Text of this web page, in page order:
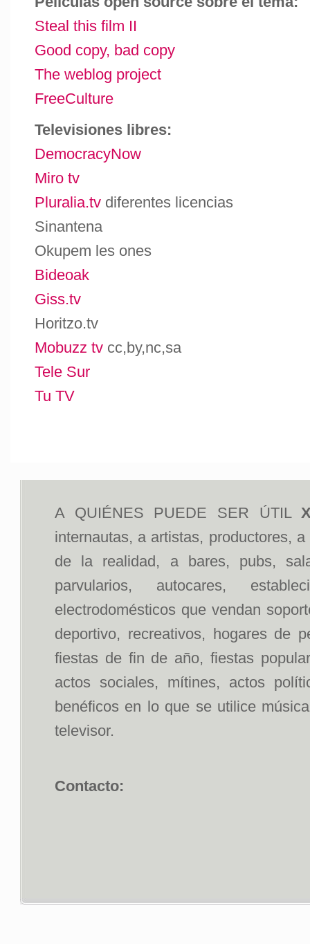
Steal this film II
Good copy, bad copy
The weblog project
FreeCulture
Televisiones libres:
DemocracyNow
Miro tv
Pluralia.tv diferentes licencias
Sinantena
Okupem les ones
Bideoak
Giss.tv
Horitzo.tv
Mobuzz tv cc,by,nc,sa
Tele Sur
Tu TV
A QUIÉNES PUEDE SER ÚTIL
internautas, a artistas, productores,
de la realidad, a bares, pubs,
parvularios, autocares,
electrodomésticos que vendan
deportivo, recreativos, hogares de
fiestas de fin de año, fiestas
actos sociales, mítines, actos
benéficos en lo que se utilice
televisor.
Contacto: